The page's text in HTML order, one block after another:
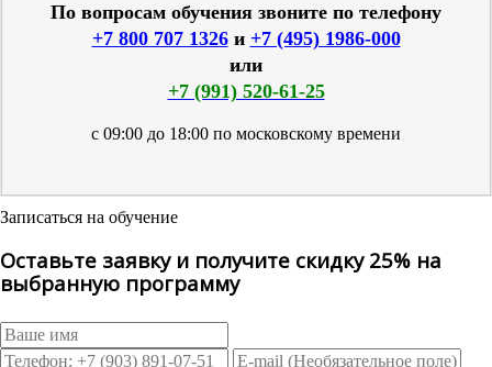
По вопросам обучения звоните по телефону
+7 800 707 1326и +7 (495) 1986-000
или
+7 (991) 520-61-25
с 09:00 до 18:00 по московскому времени
Записаться на обучение
Оставьте заявку и получите скидку 25% на
выбранную программу